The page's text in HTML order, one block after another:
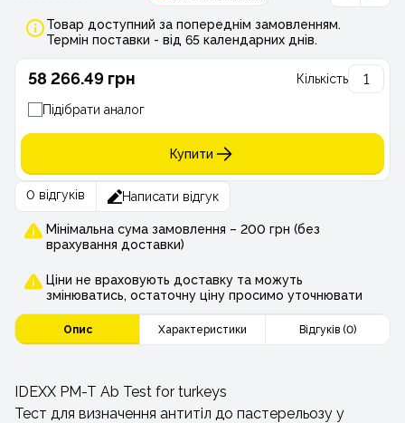
Товар доступний за попереднім замовленням.
Термін поставки - від 65 календарних днів.
58 266.49 грн Кількість
Підібрати аналог
Купити
0 відгуків Написати відгук
Мінімальна сума замовлення – 200 грн (без
врахування доставки)
Ціни не враховують доставку та можуть
змінюватись, остаточну ціну просимо уточнювати
Опис Характеристики Відгуків (0)
IDEXX PM-T Ab Test for turkeys
Тест для визначення антитіл до пастерельозу у